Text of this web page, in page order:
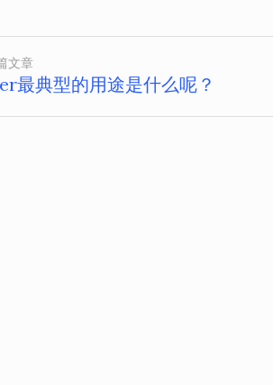
文章
最典型的用途是什么呢？